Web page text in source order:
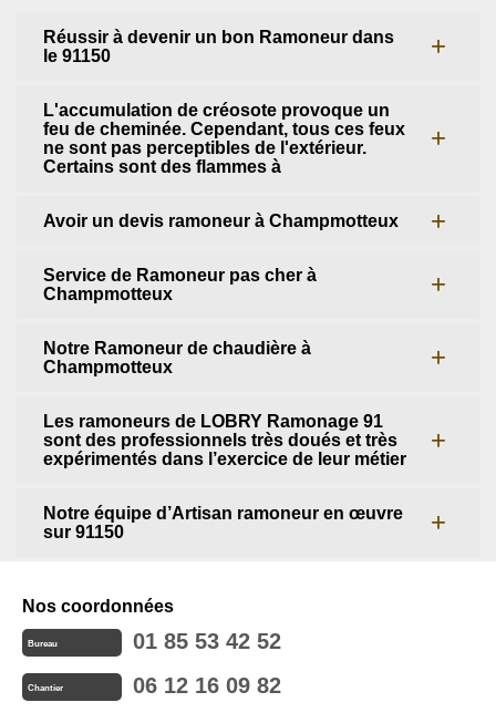
Réussir à devenir un bon Ramoneur dans
le 91150
L'accumulation de créosote provoque un
feu de cheminée. Cependant, tous ces feux
ne sont pas perceptibles de l'extérieur.
Certains sont des flammes à
Avoir un devis ramoneur à Champmotteux
Service de Ramoneur pas cher à
Champmotteux
Notre Ramoneur de chaudière à
Champmotteux
Les ramoneurs de LOBRY Ramonage 91
sont des professionnels très doués et très
expérimentés dans l’exercice de leur métier
Notre équipe d’Artisan ramoneur en œuvre
sur 91150
Nos coordonnées
Bureau 01 85 53 42 52
Chantier 06 12 16 09 82